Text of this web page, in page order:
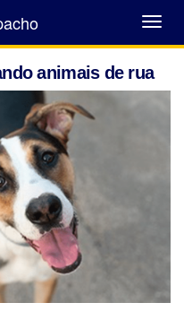
Abrir
Menu
animais de rua